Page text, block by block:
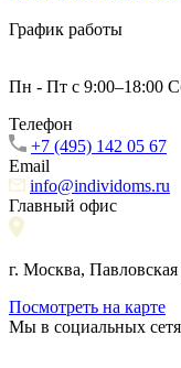
График работы
Пн - Пт с 9:00–18:00
Телефон
+7 (495) 142 05 67
Email
info@individoms.ru
Главный офис
г. Москва,
Посмотреть на карте
Мы в социальных